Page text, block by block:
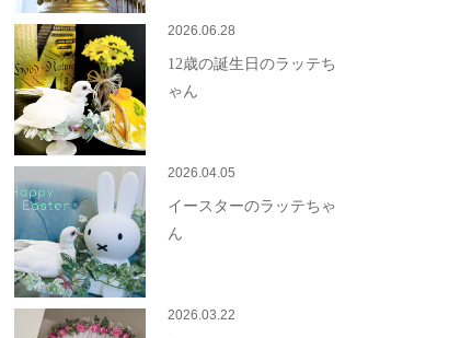
2026.06.28
12歳の誕生日のラッテち
ゃん
2026.04.05
イースターのラッテちゃ
ん
2026.03.22